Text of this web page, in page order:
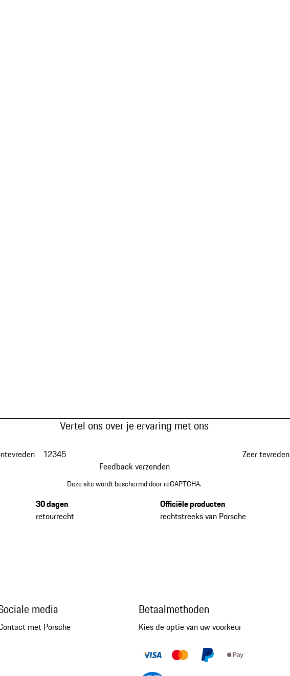
Vertel ons over je ervaring met ons
12345
Zeer tevreden
Feedback verzenden
Deze site wordt beschermd door reCAPTCHA.
30 dagen
retourrecht
Officiële producten
rechtstreeks van Porsche
media
met Porsche
Betaalmethoden
Kies de optie van uw voorkeur